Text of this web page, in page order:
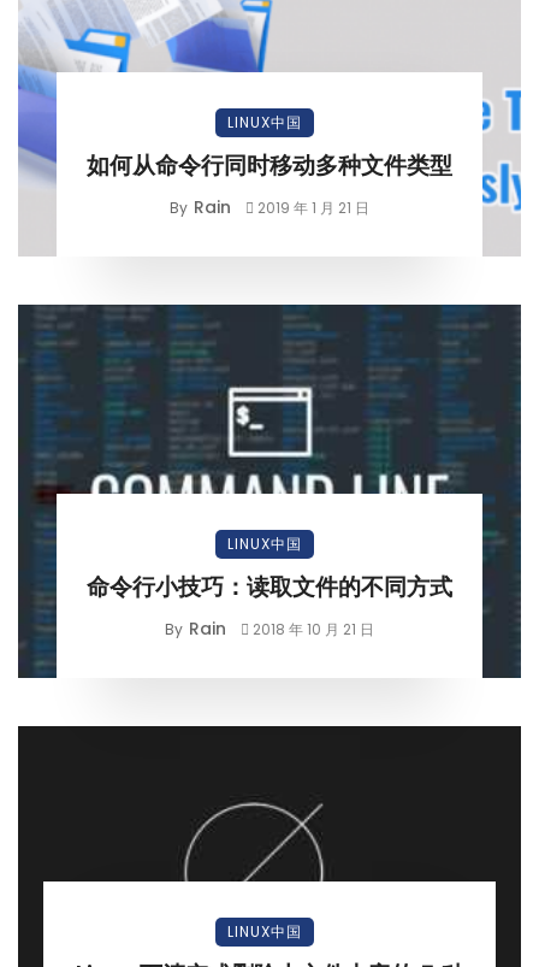
LINUX中国
如何从命令行同时移动多种文件类型
By Rain 2019 年 1 月 21 日
LINUX中国
命令行小技巧：读取文件的不同方式
By Rain 2018 年 10 月 21 日
LINUX中国